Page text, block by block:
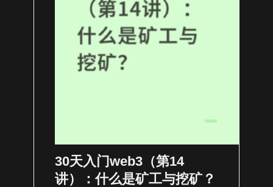
30天入门web3（第14
讲）：什么是矿工与挖矿？